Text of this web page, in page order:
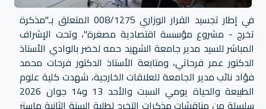
في إطار تجسيد القرار الوزاري 008/1275 المتعلق بـ"مذكرة
تخرج - مشروع مؤسسة اقتصادية مصغرة"، وتحت الإشراف
المباشر للسيد مدير جامعة الشهيد حمه لخضر بالوادي الأستاذ
الدكتور عمر فرحاتي، ومتابعة الأستاذ الدكتور فرحات محمد
فؤاد نائب مدير الجامعة للعلاقات الخارجية، شهدت كلية علوم
الطبيعة والحياة يومي السبت والأحد 13 و14 جوان 2026
سلسلة من مناقشات مذكرات التخرج لطلبة السنة الثانية ماستر